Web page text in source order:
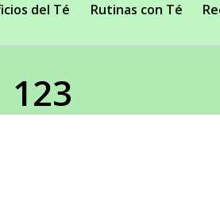
del Té Rutinas con Té
123